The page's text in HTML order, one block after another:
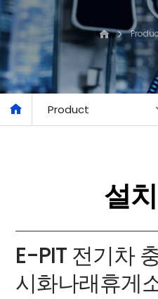
Product
설
E-PIT 전기차
시화나래휴게